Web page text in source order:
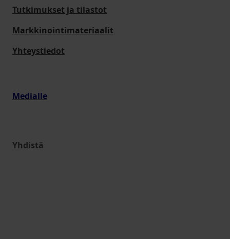
Tutkimukset ja tilastot
Markkinointimateriaalit
Yhteystiedot
Medialle
Yhdistä